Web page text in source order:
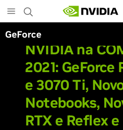
to
main
content
GeForce
NVIDIA na
2021: GeForce
e 3070 Ti,
Notebooks,
RTX e Reflex